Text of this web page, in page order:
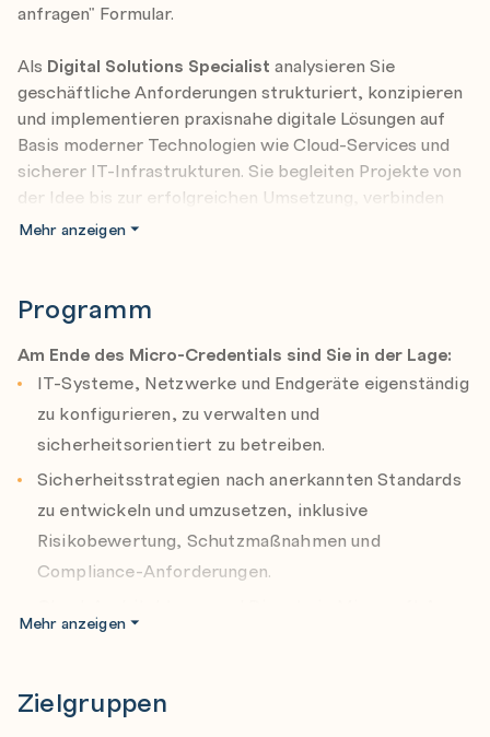
anfragen" Formular.
Als Digital Solutions Specialist analysieren Sie
geschäftliche Anforderungen strukturiert, konzipieren
und implementieren praxisnahe digitale Lösungen auf
Basis moderner Technologien wie Cloud-Services und
sicherer IT-Infrastrukturen. Sie begleiten Projekte von
der Idee bis zur erfolgreichen Umsetzung, verbinden
technisches Know-how mit Prozessverständnis und
digitale Weiterentwicklung des Unternehmens aktiv
voran.
Dieses Micro-Credential kann mit dem Micro-
CredentialAgile Solutions Specialist
werden. Dabei ist weder eine bestimmte Reihenfolge
gebunden. Die Absolvierung beider Micro-Credentials
führt zur Abschlussbezeichnung IT-
Projektmanagement.
Mehr anzeigen
Programm
Am Ende des Micro-Credentials sind Sie in der Lage:
IT-Systeme, Netzwerke und Endgeräte eigenständig
zu konfigurieren, zu verwalten und
sicherheitsorientiert zu betreiben.
Sicherheitsstrategien nach anerkannten Standards
zu entwickeln und umzusetzen, inklusive
Risikobewertung, Schutzmaßnahmen und
Compliance-Anforderungen.
und Microsoft 365 zu analysieren, zu bewerten und
Softwareanforderungen und Softwaredesigns
Mehr anzeigen
Zielgruppen